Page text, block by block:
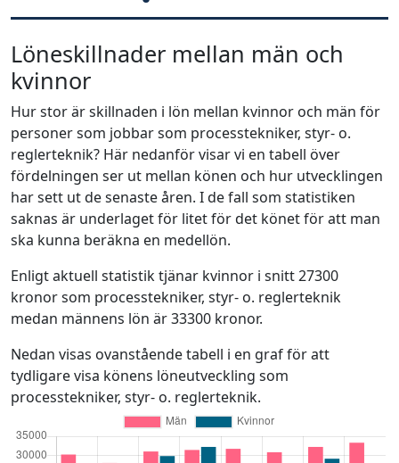
Löneskillnader mellan män och
kvinnor
Hur stor är skillnaden i lön mellan kvinnor och män för
personer som jobbar som processtekniker, styr- o.
reglerteknik? Här nedanför visar vi en tabell över
fördelningen ser ut mellan könen och hur utvecklingen
har sett ut de senaste åren. I de fall som statistiken
saknas är underlaget för litet för det könet för att man
ska kunna beräkna en medellön.
Enligt aktuell statistik tjänar kvinnor i snitt 27300
kronor som processtekniker, styr- o. reglerteknik
medan männens lön är 33300 kronor.
Nedan visas ovanstående tabell i en graf för att
tydligare visa könens löneutveckling som
processtekniker, styr- o. reglerteknik.